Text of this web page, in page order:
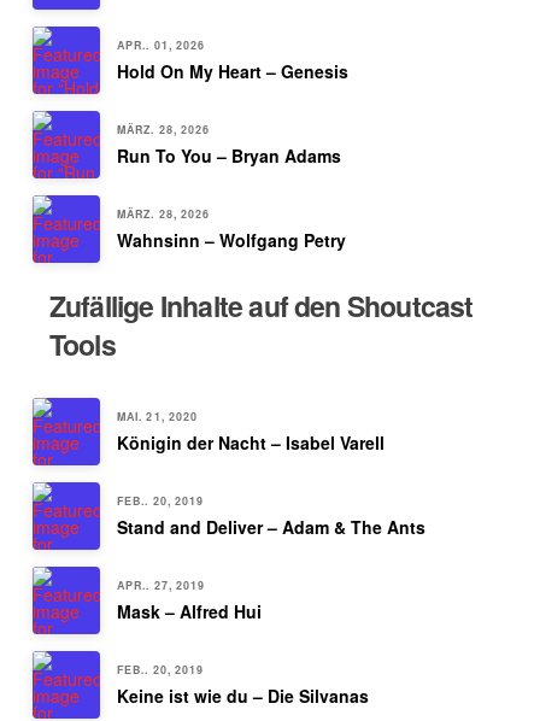
APR.. 01, 2026
Hold On My Heart – Genesis
MÄRZ. 28, 2026
Run To You – Bryan Adams
MÄRZ. 28, 2026
Wahnsinn – Wolfgang Petry
Zufällige Inhalte auf den Shoutcast
Tools
MAI. 21, 2020
Königin der Nacht – Isabel Varell
FEB.. 20, 2019
Stand and Deliver – Adam & The Ants
APR.. 27, 2019
Mask – Alfred Hui
FEB.. 20, 2019
Keine ist wie du – Die Silvanas